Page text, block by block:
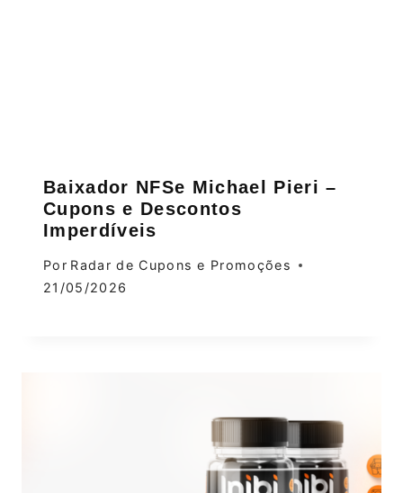
Baixador NFSe Michael Pieri –
Cupons e Descontos
Imperdíveis
Por Radar de Cupons e Promoções
21/05/2026